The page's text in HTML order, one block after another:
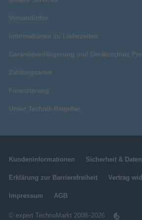
Versandinfos
Informationen zu Lieferzeiten
Garantieverlängerung und Geräteschutz
Zahlungsarten
Finanzierung
Unser Technik-Ratgeber
Kundeninformationen Sicherheit &
Erklärung zur Barrierefreiheit Vertrag
Impressum AGB
© expert TechnoMarkt 2008–2026